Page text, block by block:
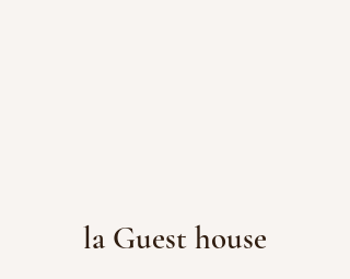
la Guest house